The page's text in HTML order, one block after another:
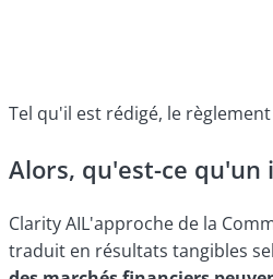
Tel qu'il est rédigé, le
Alors, qu'est-ce
Clarity AIL'approche de la
traduit en résultats tangibles